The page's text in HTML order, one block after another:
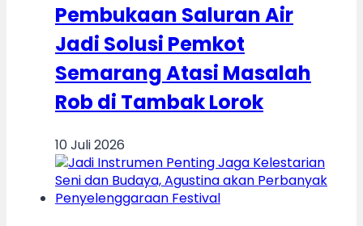
Pembukaan Saluran Air
Jadi Solusi Pemkot
Semarang Atasi Masalah
Rob di Tambak Lorok
10 Juli 2026